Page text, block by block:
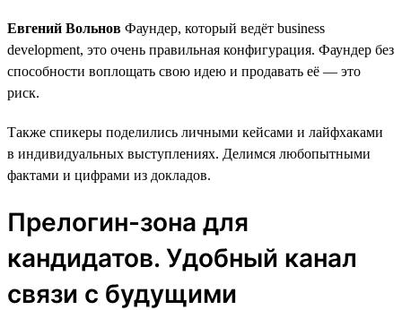
Евгений Вольнов Фаундер, который ведёт business
development, это очень правильная конфигурация. Фаундер без
способности воплощать свою идею и продавать её — это
риск.
Также спикеры поделились личными кейсами и лайфхаками
в индивидуальных выступлениях. Делимся любопытными
фактами и цифрами из докладов.
Прелогин-зона для
кандидатов. Удобный канал
связи с будущими